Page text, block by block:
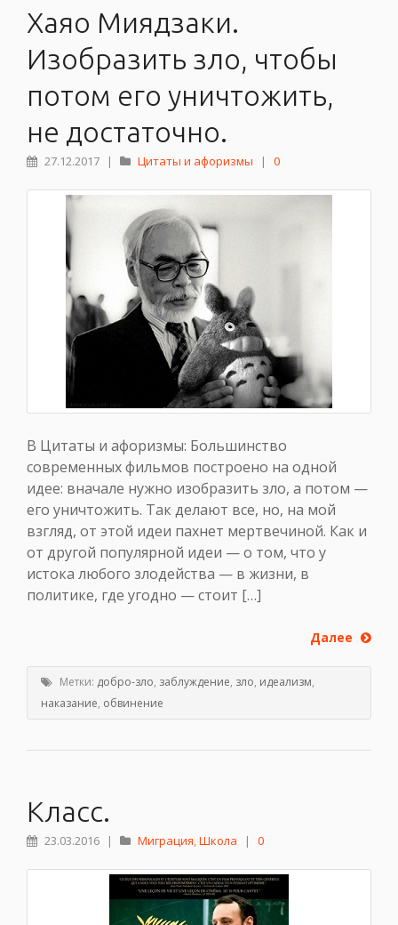
Хаяо Миядзаки.
Изобразить зло, чтобы
потом его уничтожить,
не достаточно.
27.12.2017 | Цитаты и афоризмы | 0
В Цитаты и афоризмы: Большинство
современных фильмов построено на одной
идее: вначале нужно изобразить зло, а потом —
его уничтожить. Так делают все, но, на мой
взгляд, от этой идеи пахнет мертвечиной. Как и
от другой популярной идеи — о том, что у
истока любого злодейства — в жизни, в
политике, где угодно — стоит […]
Далее
Метки: добро-зло, заблуждение, зло, идеализм,
наказание, обвинение
Класс.
23.03.2016 | Миграция,Школа | 0